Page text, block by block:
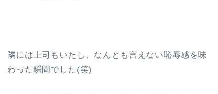
隣には上司もいたし、なんとも言えない恥辱感を味
わった瞬間でした(笑)